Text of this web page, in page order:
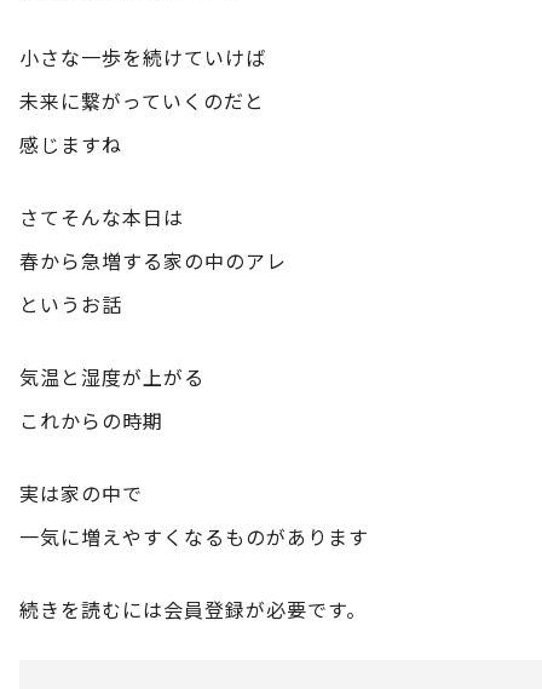
小さな一歩を続けていけば
未来に繋がっていくのだと
感じますね
さてそんな本日は
春から急増する家の中のアレ
というお話
気温と湿度が上がる
これからの時期
実は家の中で
一気に増えやすくなるものがあります
続きを読むには会員登録が必要です。